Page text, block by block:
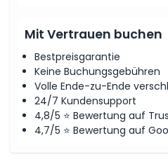
Ort
Stornierungsbedingungen
Mit Vertrauen buchen
Bestpreisgarantie
Keine Buchungsgebühren
Volle Ende-zu-Ende
24/7 Kundensupport
4,8/5 ⭐ Bewertung auf
4,7/5 ⭐ Bewertung auf